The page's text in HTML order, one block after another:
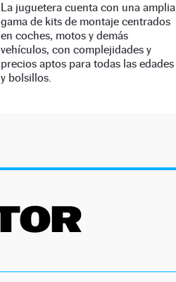
La juguetera cuenta con una amplia
gama de kits de montaje centrados
en coches, motos y demás
vehículos, con complejidades y
precios aptos para todas las edades
y bolsillos.